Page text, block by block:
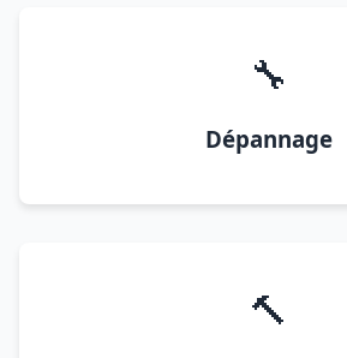
🔧
Dépannage
🔨